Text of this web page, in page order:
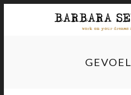
GEVOEL